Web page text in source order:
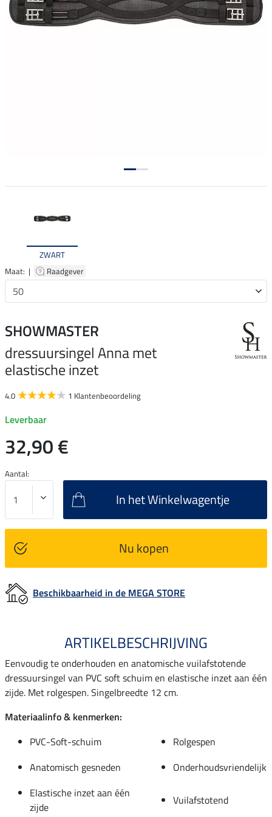
ZWART
Maat: |
Raadgever
SHOWMASTER
dressuursingel Anna met
elastische inzet
4.0 1 Klantenbeoordeling
Leverbaar
32,90 €
Aantal:
In het Winkelwagentje
Nu kopen
Beschikbaarheid in de MEGA STORE
ARTIKELBESCHRIJVING
Eenvoudig te onderhouden en anatomische vuilafstotende
dressuursingel van PVC soft schuim en elastische inzet aan één
zijde. Met rolgespen. Singelbreedte 12 cm.
Materiaalinfo & kenmerken:
PVC-Soft-schuim
Rolgespen
Anatomisch gesneden
Onderhoudsvriendelijk
Elastische inzet aan één
zijde
Vuilafstotend